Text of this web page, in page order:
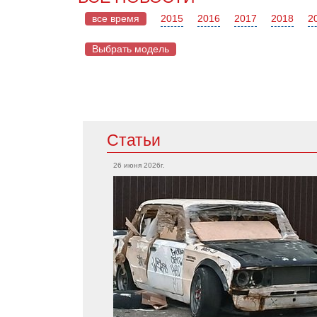
все время 2015 2016 2017 2018
Выбрать модель
Acura
Cadillac
CX-5
MX-5
Mazda 6
Mercedes
CLA-Класс
Статьи
26 июня 2026г.